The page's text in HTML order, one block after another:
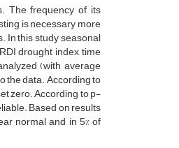
The frequency of its
is necessary more
In this study seasonal
drought index, time
(with average
the data. According to
zero. According to p-
Based on results
normal and in 5% of